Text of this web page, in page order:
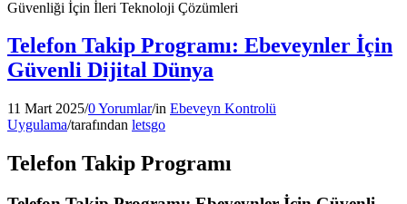
Güvenliği İçin İleri Teknoloji Çözümleri
Telefon Takip Programı: Ebeveynler İçin
Güvenli Dijital Dünya
11 Mart 2025/0 Yorumlar/in Ebeveyn Kontrolü
Uygulama/tarafından letsgo
Telefon Takip Programı